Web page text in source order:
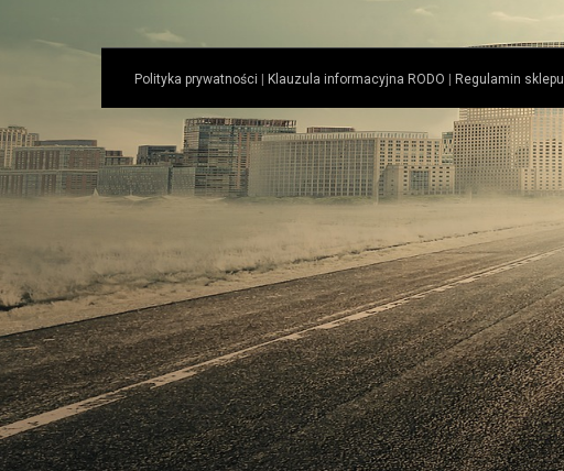
Polityka prywatności Klauzula informacyjna RODO Regulamin sklepu